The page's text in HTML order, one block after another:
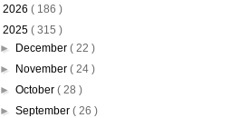
2026 ( 186 )
2025 ( 315 )
►
December ( 22 )
►
November ( 24 )
► October ( 28 )
► September ( 26 )